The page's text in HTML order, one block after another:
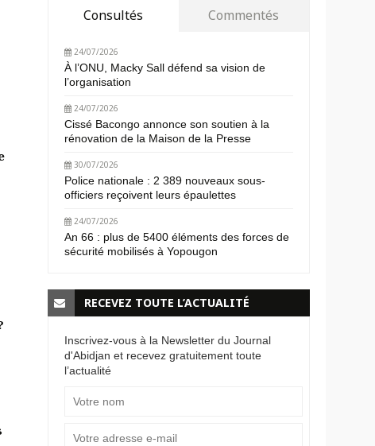
Consultés Commentés
24/07/2026
À l’ONU, Macky Sall défend sa vision de
l’organisation
24/07/2026
Cissé Bacongo annonce son soutien à la
rénovation de la Maison de la Presse
30/07/2026
Police nationale : 2 389 nouveaux sous-
officiers reçoivent leurs épaulettes
24/07/2026
An 66 : plus de 5400 éléments des forces de
sécurité mobilisés à Yopougon
RECEVEZ TOUTE L’ACTUALITÉ
Inscrivez-vous à la Newsletter du Journal
d'Abidjan et recevez gratuitement toute
l’actualité